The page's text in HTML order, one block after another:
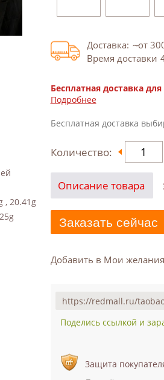
, 20.41g
Доставка: от
Время доставки
Бесплатная доставка
Подробнее
Бесплатная доставка
Количество:
Описание товара
Заказать сейчас
Добавить в Мои желания
Поделись ссылкой и
Защита